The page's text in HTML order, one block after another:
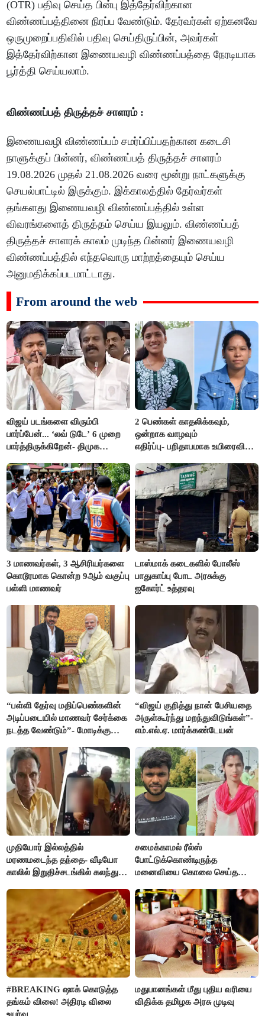
(OTR) பதிவு செய்த பின்பு இத்தேர்விற்கான
விண்ணப்பத்தினை நிரப்ப வேண்டும். தேர்வர்கள் ஏற்கனவே
ஒருமுறைப்பதிவில் பதிவு செய்திருப்பின், அவர்கள்
இத்தேர்விற்கான இணையவழி விண்ணப்பத்தை நேரடியாக
பூர்த்தி செய்யலாம்.
விண்ணப்பத் திருத்தச் சாளரம் :
இணையவழி விண்ணப்பம் சமர்ப்பிப்பதற்கான கடைசி
நாளுக்குப் பின்னர், விண்ணப்பத் திருத்தச் சாளரம்
19.08.2026 முதல் 21.08.2026 வரை மூன்று நாட்களுக்கு
செயல்பாட்டில் இருக்கும். இக்காலத்தில் தேர்வர்கள்
தங்களது இணையவழி விண்ணப்பத்தில் உள்ள
விவரங்களைத் திருத்தம் செய்ய இயலும். விண்ணப்பத்
திருத்தச் சாளரக் காலம் முடிந்த பின்னர் இணையவழி
விண்ணப்பத்தில் எந்தவொரு மாற்றத்தையும் செய்ய
அனுமதிக்கப்படமாட்டாது.
From around the web
விஜய் படங்களை விரும்பி
பார்ப்பேன்... ‘லவ் டுடே’ 6 முறை
பார்த்திருக்கிறேன்- திமுக
2 பெண்கள் காதலிக்கவும்,
ஒன்றாக வாழவும்
எதிர்ப்பு- பறிதாபமாக உயிரைவிட்ட
3 மாணவர்கள், 3 ஆசிரியர்களை
கொடூரமாக கொன்ற 9ஆம் வகுப்பு
பள்ளி மாணவர்
டாஸ்மாக் கடைகளில் போலீஸ்
பாதுகாப்பு போட அரசுக்கு
ஐகோர்ட் உத்தரவு
“பள்ளி தேர்வு மதிப்பெண்களின்
அடிப்படையில் மாணவர் சேர்க்கை
நடத்த வேண்டும்”- மோடிக்கு
“விஜய் குறித்து நான் பேசியதை
அருள்கூர்ந்து மறந்துவிடுங்கள்”-
எம்.எல்.ஏ. மார்க்கண்டேயன்
முதியோர் இல்லத்தில்
மரணமடைந்த தந்தை- வீடியோ
காலில் இறுதிச்சடங்கில் கலந்து
சமைக்காமல் ரீல்ஸ்
போட்டுக்கொண்டிருந்த
மனைவியை கொலை செய்த
#BREAKING ஷாக் கொடுத்த
தங்கம் விலை! அதிரடி விலை
மதுபானங்கள் மீது புதிய வரியை
விதிக்க தமிழக அரசு முடிவு